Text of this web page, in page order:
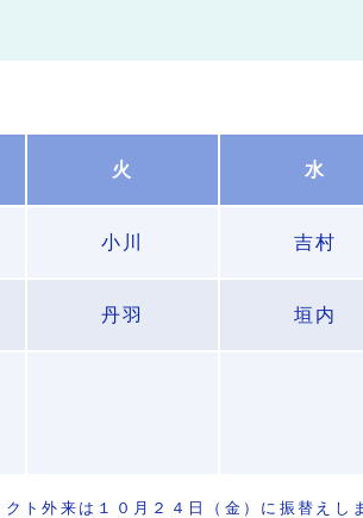
火 水
小川 吉村
丹羽 垣内
ト外来は１０月２４日（金）に振替えし